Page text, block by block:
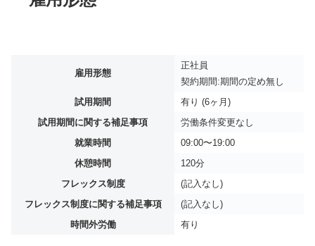
雇用形態
正社員
契約期間:期間の定め無し
試用期間
有り (6ヶ月)
試用期間に関する補足事項
労働条件変更なし
就業時間
09:00〜19:00
休憩時間
120分
フレックス制度
(記入なし)
フレックス制度に関する補足事項
(記入なし)
時間外労働
有り